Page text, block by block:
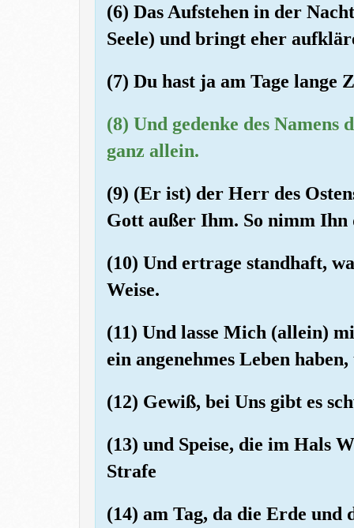
(6) Das Aufstehen in der
Seele) und bringt eher
(7) Du hast ja am Tage lange
(8) Und gedenke des
ganz allein.
(9) (Er ist) der Herr des
Gott außer Ihm. So nimm
(10) Und ertrage standhaft,
Weise.
(11) Und lasse Mich (allein)
ein angenehmes Leben
(12) Gewiß, bei Uns gibt es
(13) und Speise, die im Hals
Strafe
(14) am Tag, da die Erde